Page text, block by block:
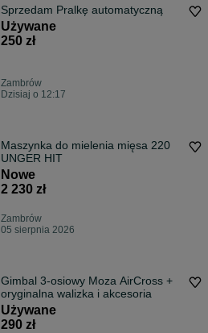
Sprzedam Pralkę automatyczną
Używane
250 zł
Zambrów
Dzisiaj o 12:17
Maszynka do mielenia mięsa 220
UNGER HIT
Nowe
2 230 zł
Zambrów
05 sierpnia 2026
Gimbal 3-osiowy Moza AirCross +
oryginalna walizka i akcesoria
Używane
290 zł